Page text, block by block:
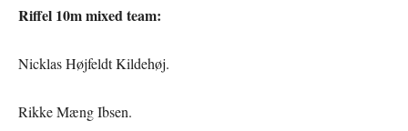
Riffel 10m mixed team:
Nicklas Højfeldt Kildehøj.
Rikke Mæng Ibsen.